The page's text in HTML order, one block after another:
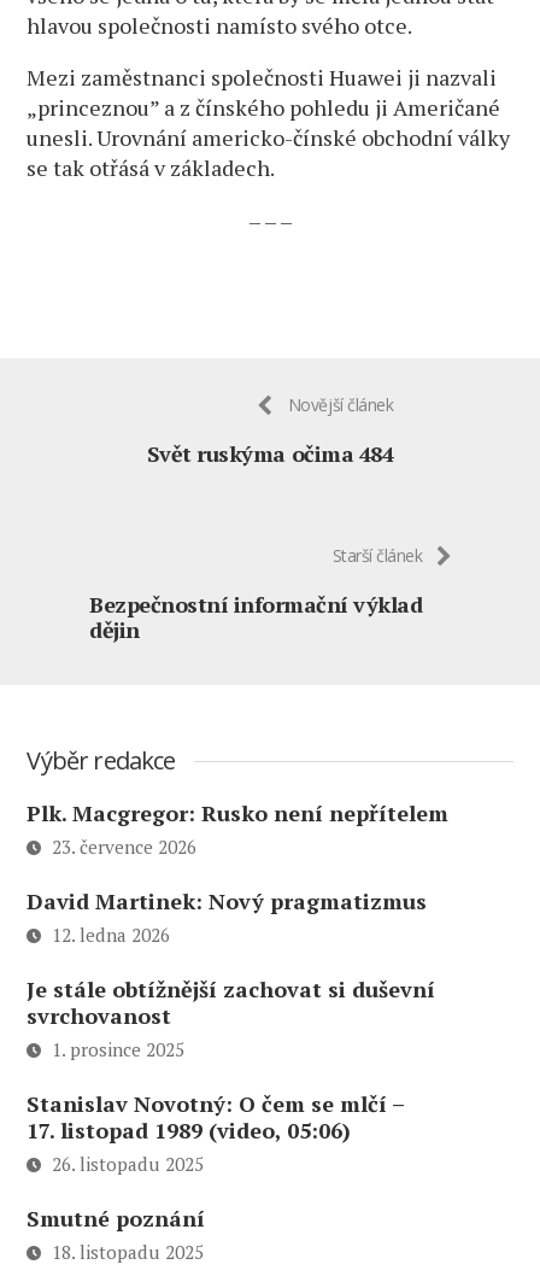
hlavou společnosti namísto svého otce.
Mezi zaměstnanci společnosti Huawei ji nazvali
„princeznou” a z čínského pohledu ji Američané
unesli. Urovnání americko-čínské obchodní války
se tak otřásá v základech.
– – –
Novější článek
Svět ruskýma očima 484
Starší článek
Bezpečnostní informační výklad
dějin
Výběr redakce
Plk. Macgregor: Rusko není nepřítelem
23. července 2026
David Martinek: Nový pragmatizmus
12. ledna 2026
Je stále obtížnější zachovat si duševní
svrchovanost
1. prosince 2025
Stanislav Novotný: O čem se mlčí –
17. listopad 1989 (video, 05:06)
26. listopadu 2025
Smutné poznání
18. listopadu 2025